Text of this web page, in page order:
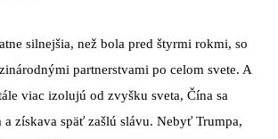
silnejšia, než bola pred štyrmi rokmi, so
partnerstvami po celom svete. A
viac izolujú od zvyšku sveta, Čína sa
získava späť zašlú slávu. Nebyť Trumpa,